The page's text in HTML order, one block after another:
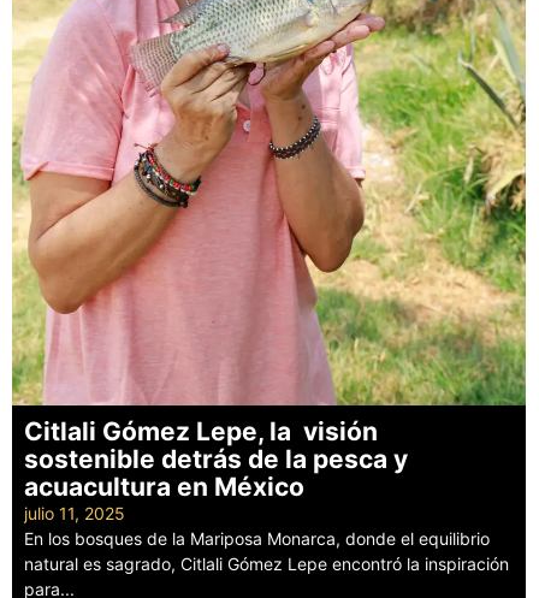
Citlali Gómez Lepe, la visión
sostenible detrás de la pesca y
acuacultura en México
julio 11, 2025
En los bosques de la Mariposa Monarca, donde el equilibrio
natural es sagrado, Citlali Gómez Lepe encontró la inspiración
para...